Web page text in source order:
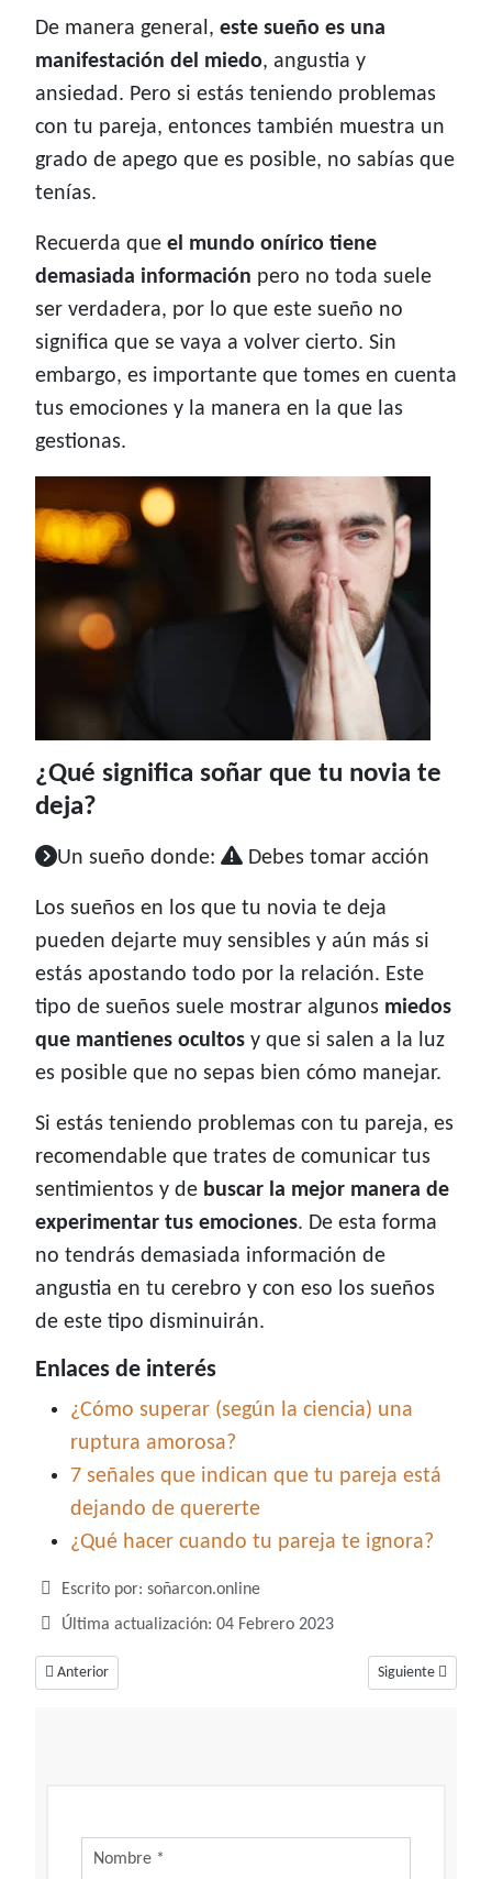
De manera general, este sueño es una
manifestación del miedo, angustia y
ansiedad. Pero si estás teniendo problemas
con tu pareja, entonces también muestra un
grado de apego que es posible, no sabías que
tenías.
Recuerda que el mundo onírico tiene
demasiada información pero no toda suele
ser verdadera, por lo que este sueño no
significa que se vaya a volver cierto. Sin
embargo, es importante que tomes en cuenta
tus emociones y la manera en la que las
gestionas.
¿Qué significa soñar que tu novia te
deja?
Un sueño donde: Debes tomar acción
Los sueños en los que tu novia te deja
pueden dejarte muy sensibles y aún más si
estás apostando todo por la relación. Este
tipo de sueños suele mostrar algunos miedos
que mantienes ocultos y que si salen a la luz
es posible que no sepas bien cómo manejar.
Si estás teniendo problemas con tu pareja, es
recomendable que trates de comunicar tus
sentimientos y de buscar la mejor manera de
experimentar tus emociones. De esta forma
no tendrás demasiada información de
angustia en tu cerebro y con eso los sueños
de este tipo disminuirán.
Enlaces de interés
¿Cómo superar (según la ciencia) una
ruptura amorosa?
7 señales que indican que tu pareja está
dejando de quererte
¿Qué hacer cuando tu pareja te ignora?
Detalles
Escrito por: soñarcon.online
Última actualización: 04 Febrero 2023
Artículo anterior: Soñar con exorcismo, un sueño para descargar malos
Anterior Artículo siguiente:
Siguiente